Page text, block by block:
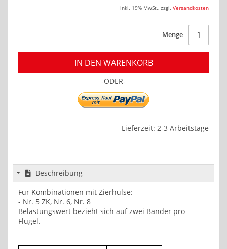
inkl. 19% MwSt., zzgl. Versandkosten
Menge
IN DEN WARENKORB
-ODER-
Lieferzeit: 2-3 Arbeitstage
Beschreibung
Für Kombinationen mit Zierhülse:
- Nr. 5 ZK, Nr. 6, Nr. 8
Belastungswert bezieht sich auf zwei Bänder pro
Flügel.